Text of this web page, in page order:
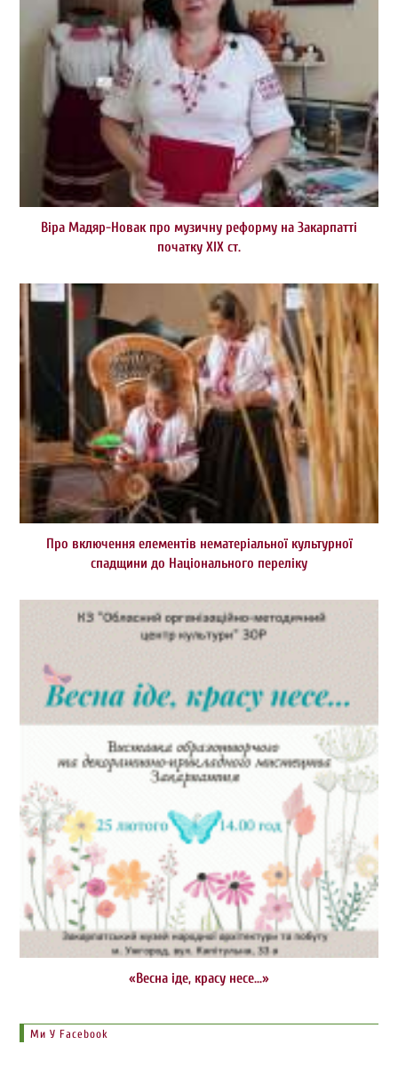
Віра Мадяр-Новак про музичну реформу на Закарпатті
початку ХІХ ст.
Про включення елементів нематеріальної культурної
спадщини до Національного переліку
«Весна іде, красу несе…»
Ми У Facebook